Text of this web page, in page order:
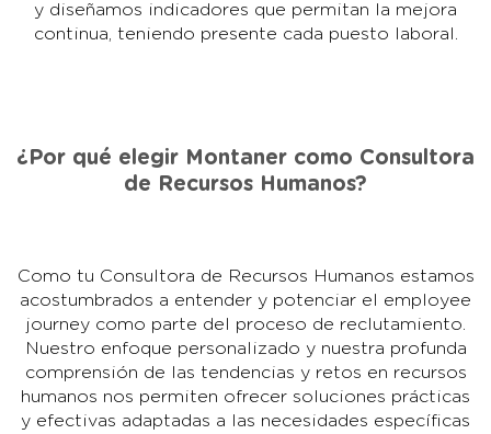
y diseñamos indicadores que permitan la mejora
continua, teniendo presente cada puesto laboral.
¿Por qué elegir Montaner como Consultora
de Recursos Humanos?
Como tu Consultora de Recursos Humanos estamos
acostumbrados a entender y potenciar el employee
journey como parte del proceso de reclutamiento.
Nuestro enfoque personalizado y nuestra profunda
comprensión de las tendencias y retos en recursos
humanos nos permiten ofrecer soluciones prácticas
y efectivas adaptadas a las necesidades específicas